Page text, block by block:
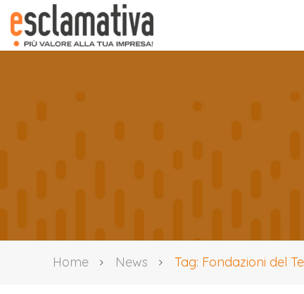
Home News Tag: Fondazioni del